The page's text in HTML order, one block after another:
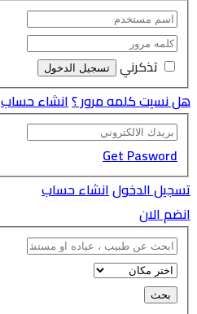
تذكرني
هل نسيت كلمه مرور ؟انشاء حساب
Get Pasword
تسجيل الدخولانشاء حساب
انضم الان